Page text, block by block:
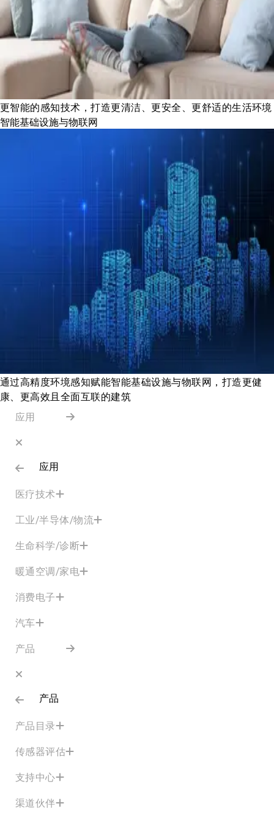
更智能的感知技术，打造更清洁、更安全、更舒适的生活环境
智能基础设施与物联网
通过高精度环境感知赋能智能基础设施与物联网，打造更健
康、更高效且全面互联的建筑
应用
应用
医疗技术
工业/半导体/物流
生命科学/诊断
暖通空调/家电
消费电子
汽车
产品
产品
产品目录
传感器评估
支持中心
渠道伙伴